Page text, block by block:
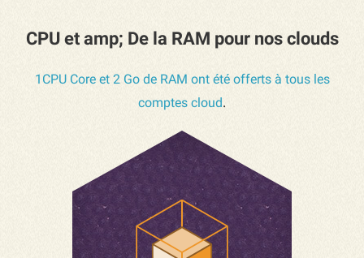
CPU et amp; De la RAM pour nos clouds
1CPU Core et 2 Go de RAM ont été offerts à tous les
comptes cloud.